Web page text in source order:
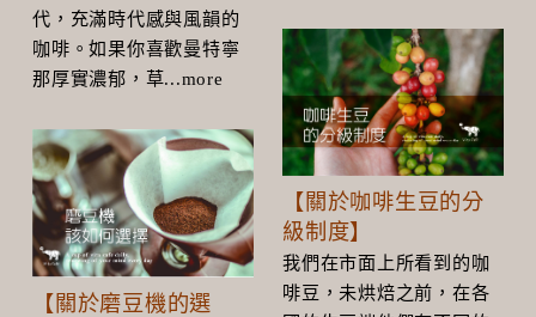
代，充滿時代感與風韻的
咖啡。如果你喜歡曼特寧
那厚實濃郁，草...more
【關於磨豆機的選
【關於咖啡生豆的分
級制度】
我們在市面上所看到的咖
啡豆，未烘焙之前，在各